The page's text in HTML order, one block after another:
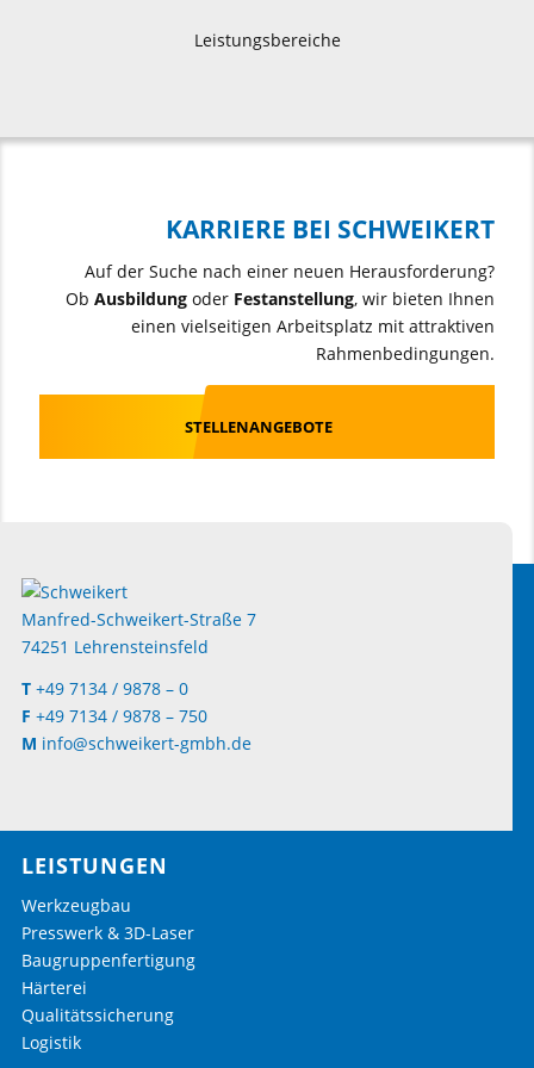
Leistungsbereiche
KARRIERE BEI SCHWEIKERT
Auf der Suche nach einer neuen Herausforderung?
ObAusbildung oder Festanstellung, wir bieten Ihnen
einen vielseitigen Arbeitsplatz mit attraktiven
Rahmenbedingungen.
STELLENANGEBOTE
Manfred-Schweikert-Straße 7
74251 Lehrensteinsfeld
T+49 7134 / 9878 – 0
F +49 7134 / 9878 – 750
M info@schweikert-gmbh.de
LEISTUNGEN
Werkzeugbau
Presswerk & 3D-Laser
Baugruppenfertigung
Härterei
Qualitätssicherung
Logistik